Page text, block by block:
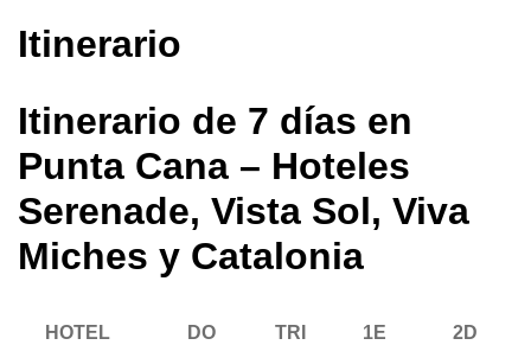
Itinerario
Itinerario de 7 días en
Punta Cana – Hoteles
Serenade, Vista Sol, Viva
Miches y Catalonia
HOTEL
DO
TRI
1E
2D